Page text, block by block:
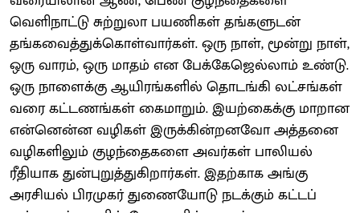
வெளிநாட்டு சுற்றுலா பயணிகள் தங்களுடன்
தங்கவைத்துக்கொள்வார்கள். ஒரு நாள், மூன்று நாள்,
ஒரு வாரம், ஒரு மாதம் என பேக்கேஜெல்லாம் உண்டு.
ஒரு நாளைக்கு ஆயிரங்களில் தொடங்கி லட்சங்கள்
வரை கட்டணங்கள் கைமாறும். இயற்கைக்கு மாறான
என்னென்ன வழிகள் இருக்கின்றனவோ அத்தனை
வழிகளிலும் குழந்தைகளை அவர்கள் பாலியல்
ரீதியாக துன்புறுத்துகிறார்கள். இதற்காக அங்கு
அரசியல் பிரமுகர் துணையோடு நடக்கும் கட்டப்